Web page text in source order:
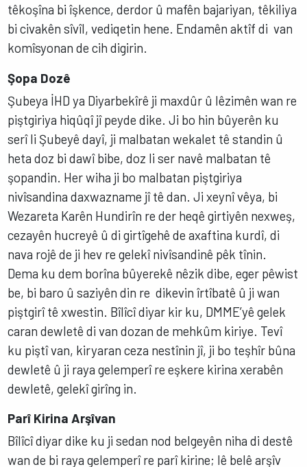
têkoşîna bi îşkence, derdor û mafên bajariyan, têkiliya
bi civakên sîvîl, vediqetin hene. Endamên aktîf di van
komîsyonan de cih digirin.
Şopa Dozê
Şubeya İHD ya Diyarbekîrê ji maxdûr û lêzimên wan re
piştgiriya hiqûqî jî peyde dike. Ji bo hin bûyerên ku
serî li Şubeyê dayî, ji malbatan wekalet tê standin û
heta doz bi dawî bibe, doz li ser navê malbatan tê
şopandin. Her wiha ji bo malbatan piştgiriya
nivîsandina daxwazname jî tê dan. Ji xeynî vêya, bi
Wezareta Karên Hundirîn re der heqê girtiyên nexweş,
cezayên hucreyê û di girtîgehê de axaftina kurdî, di
nava rojê de ji hev re gelekî nivîsandinê pêk tînin.
Dema ku dem borîna bûyerekê nêzik dibe, eger pêwist
be, bi baro û saziyên din re dikevin îrtîbatê û ji wan
piştgirî tê xwestin. Bîlîcî diyar kir ku, DMME’yê gelek
caran dewletê di van dozan de mehkûm kiriye. Tevî
ku piştî van, kiryaran ceza nestînin jî, ji bo teşhîr bûna
dewletê û ji raya gelemperî re eşkere kirina xerabên
dewletê, gelekî girîng in.
Parî Kirina Arşîvan
Bîlîcî diyar dike ku ji sedan nod belgeyên niha di destê
wan de bi raya gelemperî re parî kirine; lê belê arşîv